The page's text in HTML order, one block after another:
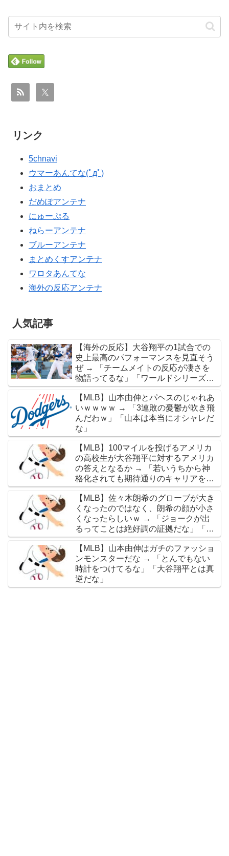
リンク
5chnavi
ウマーあんてな(ﾟдﾟ)
おまとめ
だめぽアンテナ
にゅーぷる
ねらーアンテナ
ブルーアンテナ
まとめくすアンテナ
ワロタあんてな
海外の反応アンテナ
人気記事
【海外の反応】大谷翔平の1試合での
史上最高のパフォーマンスを見直そう
ぜ → 「チームメイトの反応が凄さを
物語ってるな」「ワールドシリーズで
延長18回までいった試合も凄かった」
【MLB】山本由伸とパヘスのじゃれあ
いｗｗｗｗ → 「3連敗の憂鬱が吹き飛
んだわｗ」「山本は本当にオシャレだ
な」
【MLB】100マイルを投げるアメリカ
の高校生が大谷翔平に対するアメリカ
の答えとなるか → 「若いうちから神
格化されても期待通りのキャリアを築
けるのはほんの一握りだからな」「大
谷の名前を出したのはクリック数稼ぎ
でしかないわ」
【MLB】佐々木朗希のグローブが大き
くなったのではなく、朗希の顔が小さ
くなったらしいｗ → 「ジョークが出
るってことは絶好調の証拠だな」「癖
なのか精神的なものなのか分からない
がいい方向に進んだのはいいことだ」
【MLB】山本由伸はガチのファッショ
ンモンスターだな → 「とんでもない
時計をつけてるな」「大谷翔平とは真
逆だな」